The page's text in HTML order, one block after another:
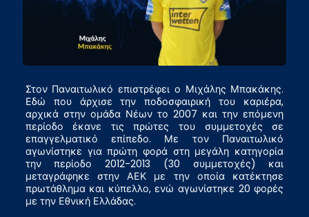
Στον Παναιτωλικό επιστρέφει ο Μιχάλης Μπακάκης.
Εδώ που άρχισε την ποδοσφαιρική του καριέρα,
αρχικά στην ομάδα Νέων το 2007 και την επόμενη
περίοδο έκανε τις πρώτες του συμμετοχές σε
επαγγελματικό επίπεδο. Με τον Παναιτωλικό
αγωνίστηκε για πρώτη φορά στη μεγάλη κατηγορία
την περίοδο 2012-2013 (30 συμμετοχές) και
μεταγράφηκε στην ΑΕΚ με την οποία κατέκτησε
πρωτάθλημα και κύπελλο, ενώ αγωνίστηκε 20 φορές
με την Εθνική Ελλάδας.